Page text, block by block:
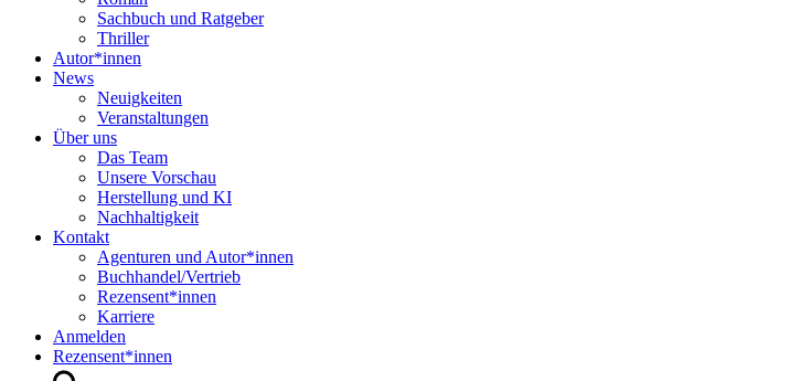
Sachbuch und Ratgeber
Thriller
Autor*innen
News
Neuigkeiten
Veranstaltungen
Über uns
Das Team
Unsere Vorschau
Herstellung und KI
Nachhaltigkeit
Kontakt
Agenturen und Autor*innen
Buchhandel/Vertrieb
Rezensent*innen
Karriere
Anmelden
Rezensent*innen